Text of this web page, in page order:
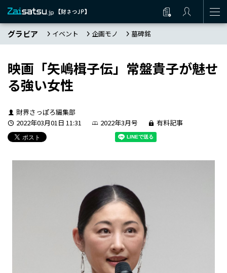
グラビア イベント 企画モノ 墓碑銘
映画「矢嶋楫子伝」常盤貴子が魅せ
る強い女性
財界さっぽろ編集部
2022年03月01日 11:31
2022年3月号 有料記事